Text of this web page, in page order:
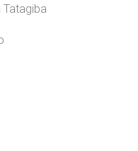
Tatagiba